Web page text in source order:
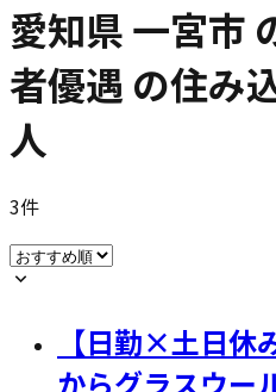
愛知県 一宮市
者優遇 の住み
人
3件
【日勤×土日
からグラスウー